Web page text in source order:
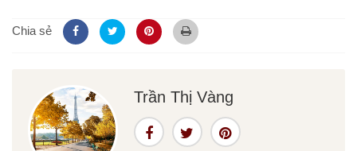
Chia sẻ
Trần Thị Vàng